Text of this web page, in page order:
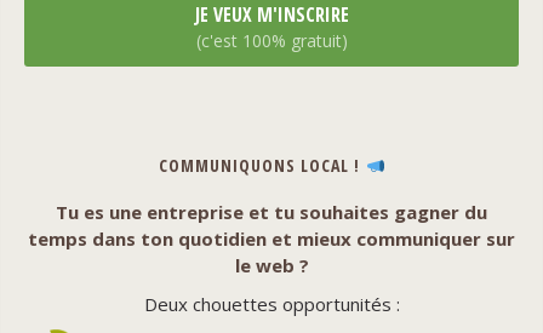
JE VEUX M'INSCRIRE
(c'est 100% gratuit)
COMMUNIQUONS LOCAL !
Tu es une entreprise et tu souhaites gagner du
temps dans ton quotidien et mieux communiquer sur
le web ?
Deux chouettes opportunités :